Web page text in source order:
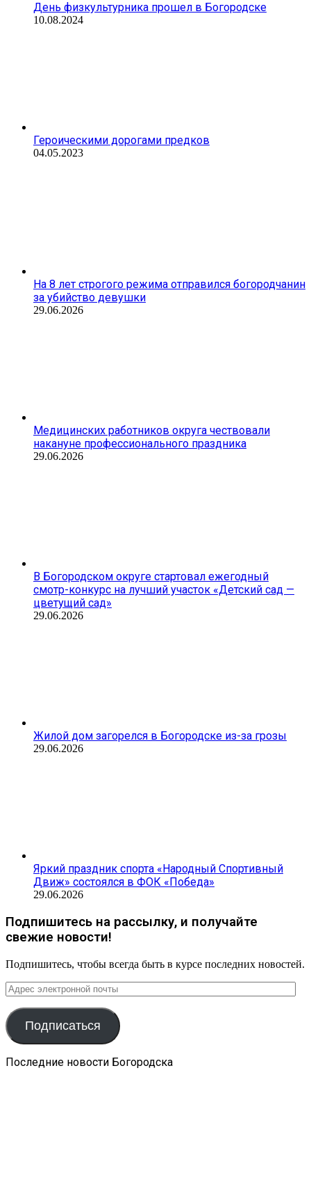
День физкультурника прошел в Богородске
10.08.2024
Героическими дорогами предков
04.05.2023
На 8 лет строгого режима отправился богородчанин
за убийство девушки
29.06.2026
Медицинских работников округа чествовали
накануне профессионального праздника
29.06.2026
В Богородском округе стартовал ежегодный
смотр-конкурс на лучший участок «Детский сад —
цветущий сад»
29.06.2026
Жилой дом загорелся в Богородске из-за грозы
29.06.2026
Яркий праздник спорта «Народный Спортивный
Движ» состоялся в ФОК «Победа»
29.06.2026
Подпишитесь на рассылку, и получайте
свежие новости!
Подпишитесь, чтобы всегда быть в курсе последних новостей.
Адрес
электронной
почты
Подписаться
Последние новости Богородска